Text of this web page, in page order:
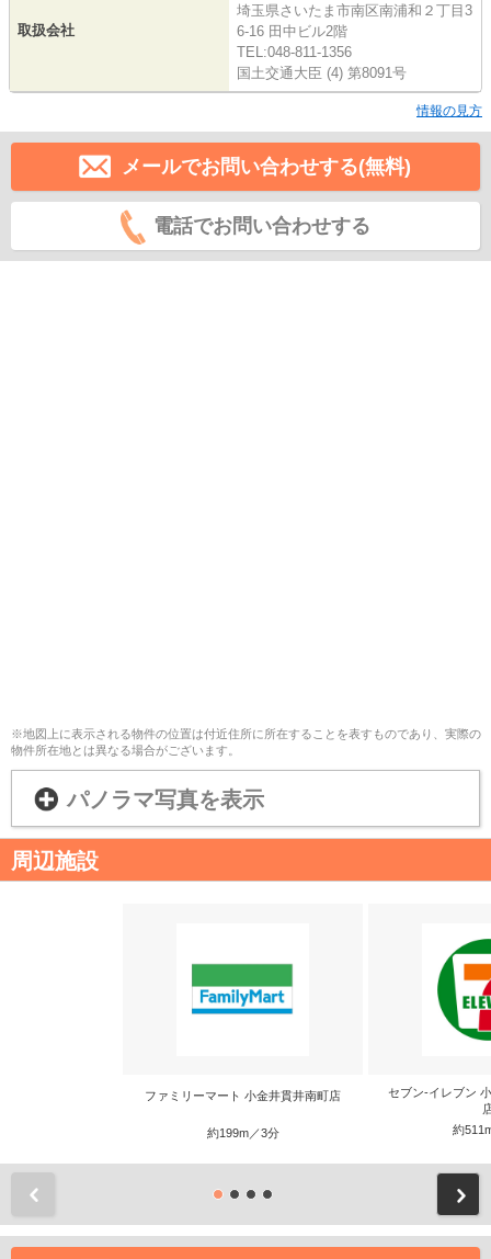
取扱会社
埼玉県さいたま市南区南浦和２丁目3
6-16 田中ビル2階
TEL:048-811-1356
国土交通大臣 (4) 第8091号
情報の見方
メールでお問い合わせする(無料)
電話でお問い合わせする
※地図上に表示される物件の位置は付近住所に所在することを表すものであり、実際の
物件所在地とは異なる場合がございます。
パノラマ写真を表示
周辺施設
ファミリーマート 小金井貫井南町店
約199m／3分
セブン-イレブン
約